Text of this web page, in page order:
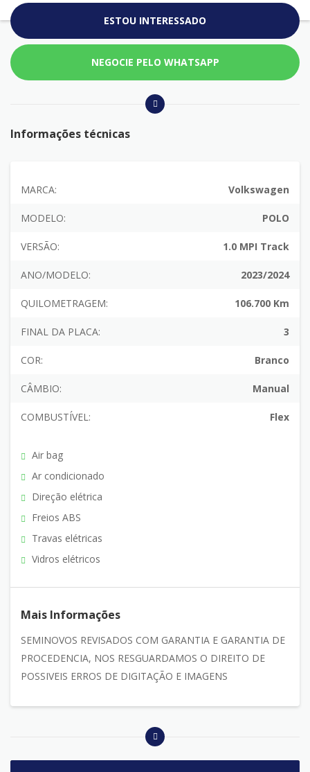
ESTOU INTERESSADO
NEGOCIE PELO WHATSAPP
Informações técnicas
MARCA: Volkswagen
MODELO: POLO
VERSÃO: 1.0 MPI Track
ANO/MODELO: 2023/2024
QUILOMETRAGEM: 106.700 Km
FINAL DA PLACA: 3
COR: Branco
CÂMBIO: Manual
COMBUSTÍVEL: Flex
Air bag
Ar condicionado
Direção elétrica
Freios ABS
Travas elétricas
Vidros elétricos
Mais Informações
SEMINOVOS REVISADOS COM GARANTIA E GARANTIA DE
PROCEDENCIA, NOS RESGUARDAMOS O DIREITO DE
POSSIVEIS ERROS DE DIGITAÇÃO E IMAGENS